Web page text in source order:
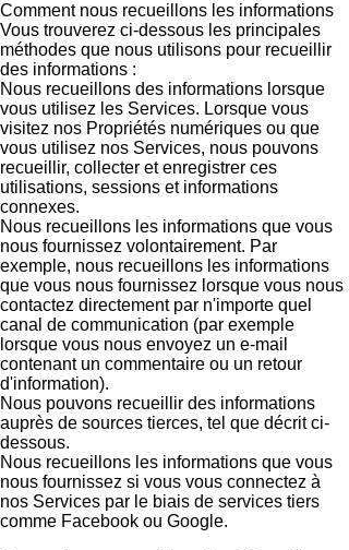
Comment nous recueillons les informations
Vous trouverez ci-dessous les principales
méthodes que nous utilisons pour recueillir
des informations :
Nous recueillons des informations lorsque
vous utilisez les Services. Lorsque vous
visitez nos Propriétés numériques ou que
vous utilisez nos Services, nous pouvons
recueillir, collecter et enregistrer ces
utilisations, sessions et informations
connexes.
Nous recueillons les informations que vous
nous fournissez volontairement. Par
exemple, nous recueillons les informations
que vous nous fournissez lorsque vous nous
contactez directement par n'importe quel
canal de communication (par exemple
lorsque vous nous envoyez un e-mail
contenant un commentaire ou un retour
d'information).
Nous pouvons recueillir des informations
auprès de sources tierces, tel que décrit ci-
dessous.
Nous recueillons les informations que vous
nous fournissez si vous vous connectez à
nos Services par le biais de services tiers
comme Facebook ou Google.